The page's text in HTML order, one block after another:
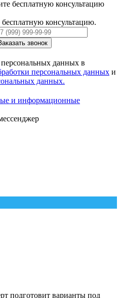
консультацию.
звонок
данных в
персональных данных и
данных.
и информационные
подготовит варианты под